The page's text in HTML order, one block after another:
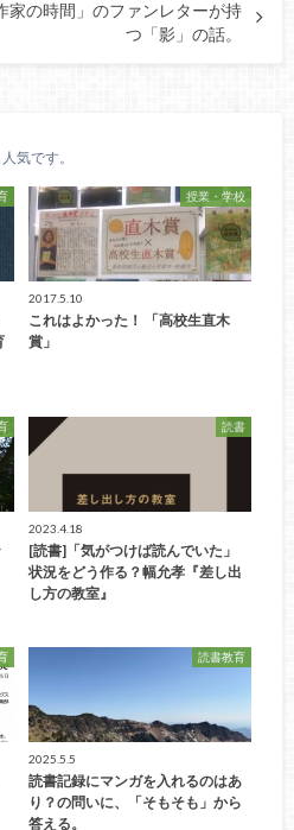
家の時間」のファンレターが持
つ「影」の話。
気です。
授業・学校
2017.5.10
これはよかった！ 「高校生直木
賞」
読書
2023.4.18
[読書]「気がつけば読んでいた」
状況をどう作る？幅允孝『差し出
し方の教室』
読書教育
2025.5.5
読書記録にマンガを入れるのはあ
り？の問いに、「そもそも」から
答える。